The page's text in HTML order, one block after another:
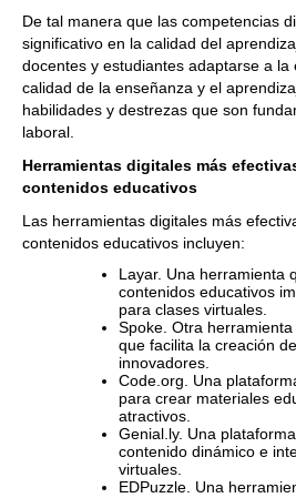
De tal manera que las competencias
significativo en la calidad del
docentes y estudiantes adaptarse a la
calidad de la enseñanza y el
habilidades y destrezas que son
laboral.
Herramientas digitales más
contenidos educativos
Las herramientas digitales más
contenidos educativos incluyen:
Layar. Una herramienta
contenidos educativos
para clases virtuales.
Spoke. Otra
que facilita la creación
innovadores.
Code.org. Una
para crear materiales
atractivos.
Genial.ly. Una
contenido dinámico e
virtuales.
EDPuzzle. Una